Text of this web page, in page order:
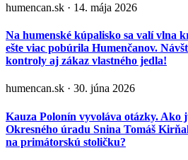
humencan.sk · 14. mája 2026
Na humenské kúpalisko sa valí vlna
ešte viac pobúrila Humenčanov.
kontroly aj zákaz vlastného jedla!
humencan.sk · 30. júna 2026
Kauza Polonín vyvoláva otázky. Ako
Okresného úradu Snina Tomáš
na primátorskú stoličku?